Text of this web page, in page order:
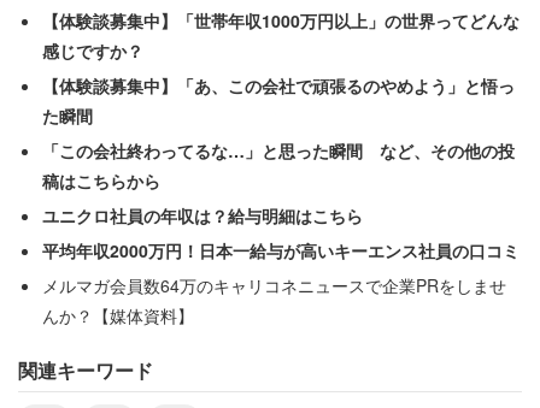
【体験談募集中】「世帯年収1000万円以上」の世界ってどんな
感じですか？
【体験談募集中】「あ、この会社で頑張るのやめよう」と悟っ
た瞬間
「この会社終わってるな…」と思った瞬間 など、その他の投
稿はこちらから
ユニクロ社員の年収は？給与明細はこちら
平均年収2000万円！日本一給与が高いキーエンス社員の口コミ
メルマガ会員数64万のキャリコネニュースで企業PRをしませ
んか？【媒体資料】
関連キーワード